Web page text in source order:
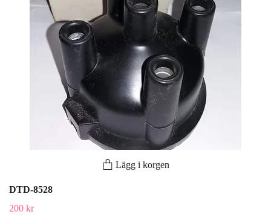
Lägg i korgen
DTD-8528
200 kr